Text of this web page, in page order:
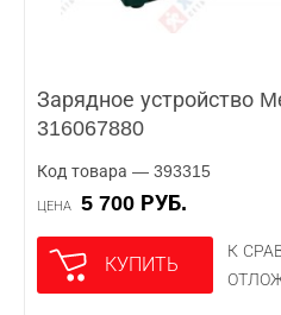
Зарядное устройство
316067880
Код товара — 393315
ЦЕНА 5 700 РУБ.
КУПИТЬ
К